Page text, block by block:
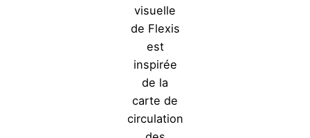
visuelle
de Flexis
est
inspirée
de la
carte de
circulation